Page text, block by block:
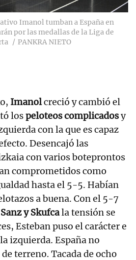
Imanol tumban a España en
por las medallas de la Liga de
PANKRA NIETO
Imanolcreció y cambió el
lospeloteos complicadosy
con la que es capaz
Desencajó las
con varios boteprontos
comprometidos como
hasta el 5-5. Habían
a buena. Con el 5-7
y Skufcala tensión se
Esteban puso el carácter e
izquierda. España no
terreno. Tacada de ocho